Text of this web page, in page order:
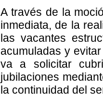
A través de la
inmediata, de la
las vacantes
acumuladas y
va a solicitar
jubilaciones
la continuidad del